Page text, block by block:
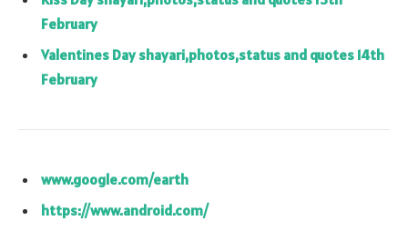
February
Valentines Day shayari,photos,status and quotes 14th
February
www.google.com/earth
https://www.android.com/